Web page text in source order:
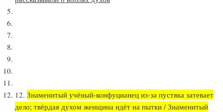
12. Знаменитый учёный-конфуцианец из-за пустяка затевает
дело; твёрдая духом женщина идёт на пытки / Знаменитый